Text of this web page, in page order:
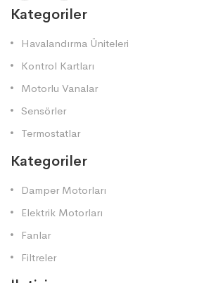
Kategoriler
Havalandırma Üniteleri
Kontrol Kartları
Motorlu Vanalar
Sensörler
Termostatlar
Kategoriler
Damper Motorları
Elektrik Motorları
Fanlar
Filtreler